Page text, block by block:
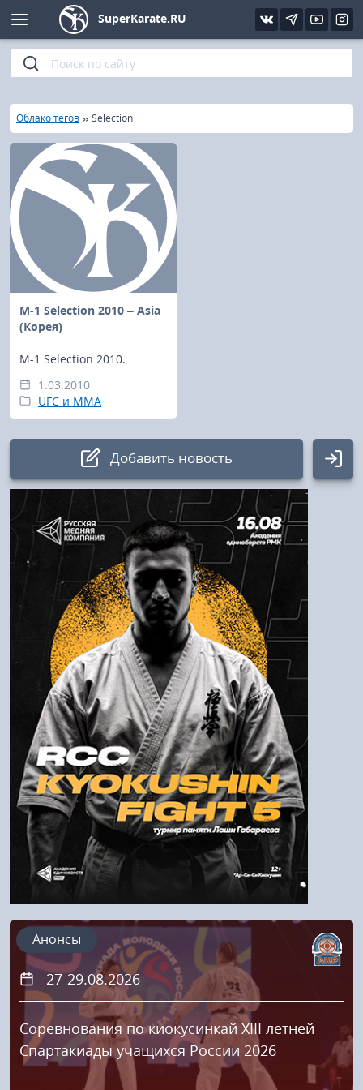
SuperKarate.RU
Главная
»
Облако тегов » Selection
M-1 Selection 2010 – Asia
(Корея)
M-1 Selection 2010.
1.03.2010
UFC и MMA
Добавить новость
Авторизация
Логин:
Пароль
Войти
Напомнить пароль
Регистрация
27-29.08.2026
Соревнования по киокусинкай XIII летней
Спартакиады учащихся России 2026
Анонсы
Киокушинкай
Кёкусин (IFK)
Шинкиокушинкай
Кекусин-кан
Кикбоксинг и K-1
Бокс
UFC и MMA
Фото
Видео
Интервью
Статьи
Уроки каратэ
Файлы
Библиотека